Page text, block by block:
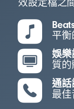
效設定檔之
平衡
娛樂
質的
通話
最佳